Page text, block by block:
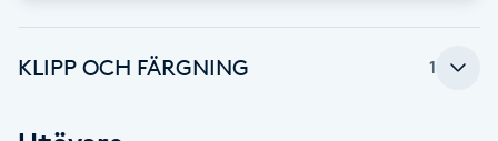
C
KLIPP OCH FÄRGNING 1